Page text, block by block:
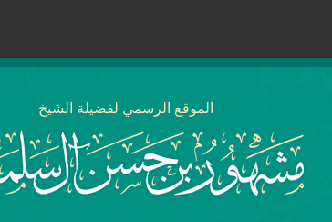
الموقع الرسمي لفضيلة الشيخ